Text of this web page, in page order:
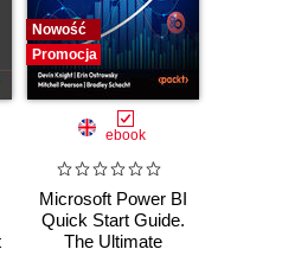
Nowość
Promocja
ebook
Microsoft Power BI
Quick Start Guide.
The Ultimate